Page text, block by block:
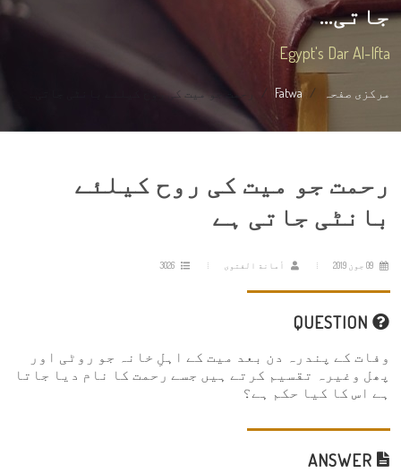
جاتی...
Egypt's Dar Al-Ifta
مرکزی صفحہ Fatwa رحمت جو میت کی روح کیلئے بانٹی جاتی...
رحمت جو میت کی روح کیلئے
بانٹی جاتی ہے
أمانة الفتوى 3026
وفات کے پندرہ دن بعد میت کے اہلِ خانہ جو روٹی اور
پھل وغیرہ تقسیم کرتے ہیں جسے رحمت کا نام دیا جاتا
ہے اس کا کیا حکم ہے؟